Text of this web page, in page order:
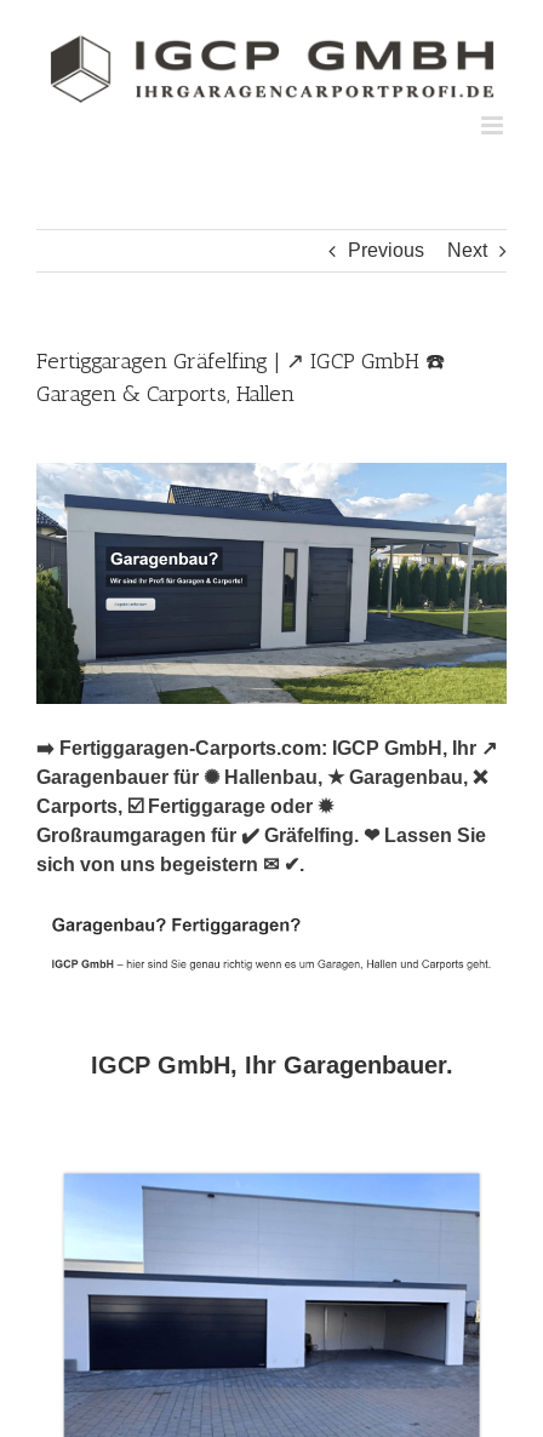
Previous Next
Fertiggaragen Gräfelfing | ↗️ IGCP GmbH ☎️
Garagen & Carports, Hallen
➡️ Fertiggaragen-Carports.com: IGCP GmbH, Ihr ↗️
Garagenbauer für ✺ Hallenbau, ★ Garagenbau, ❌
Carports, ☑️ Fertiggarage oder ✹
Großraumgaragen für ✔️ Gräfelfing. ❤ Lassen Sie
sich von uns begeistern ✉ ✔.
IGCP GmbH, Ihr Garagenbauer.